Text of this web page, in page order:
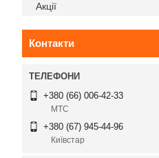
Акції
Контакти
+380 (66) 006-42-33
МТС
+380 (67) 945-44-96
Київстар